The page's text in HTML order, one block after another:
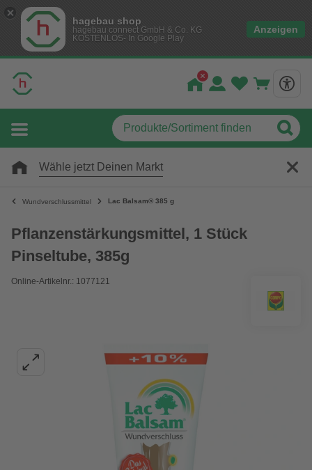
hagebau shop
hagebau connect GmbH & Co. KG
KOSTENLOS- In Google Play
Anzeigen
Wähle jetzt Deinen Markt
Wundverschlussmittel Lac Balsam® 385 g
Pflanzenstärkungsmittel, 1 Stück
Pinseltube, 385g
Online-Artikelnr.: 1077121